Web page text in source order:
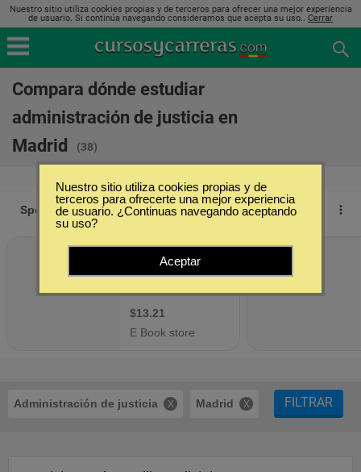
Nuestro sitio utiliza cookies propias y de terceros para ofrecer una mejor experiencia
de usuario. Si continúa navegando consideramos que acepta su uso.. Cerrar
Compara dónde estudiar
administración de justicia en
Madrid
(38)
Administración de justicia Madrid FILTRAR
Nuestro sitio utiliza cookies propias y de
terceros para ofrecerte una mejor experiencia
de usuario. ¿Continuas navegando aceptando
su uso?
Aceptar